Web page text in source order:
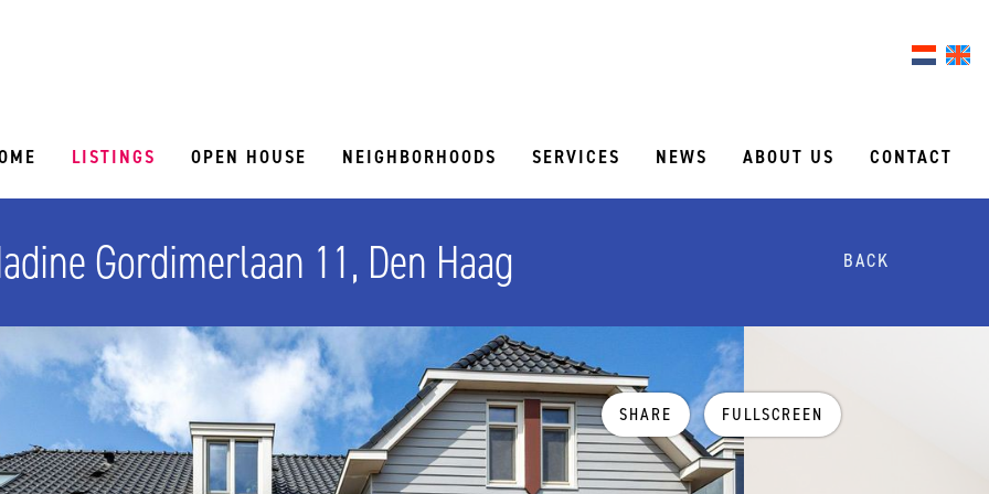
LISTINGS OPEN HOUSE NEIGHBORHOODS SERVICES NEWS ABOUT US CONTACT
Gordimerlaan 11, Den Haag BACK
SHARE FULLSCREEN